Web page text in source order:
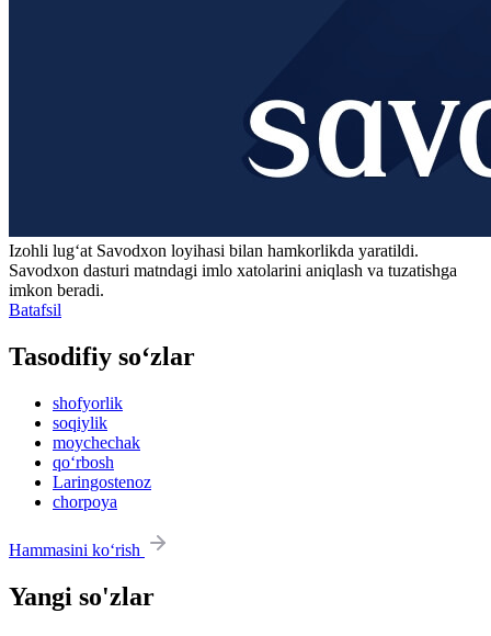
Izohli lugʻat Savodxon loyihasi bilan hamkorlikda yaratildi.
Savodxon dasturi matndagi imlo xatolarini aniqlash va tuzatishga
imkon beradi.
Batafsil
Tasodifiy so‘zlar
shofyorlik
soqiylik
moychechak
qo‘rbosh
Laringostenoz
chorpoya
Hammasini ko‘rish
Yangi so'zlar